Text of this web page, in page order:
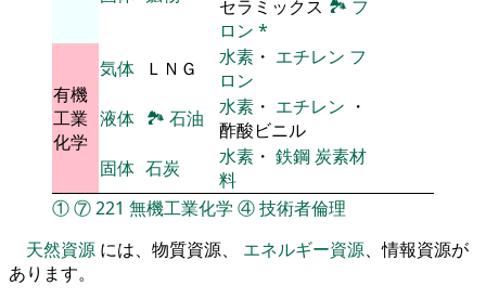
セラミックス 🏞 フ
ロン *
有機
工業
化学
気体 ＬＮＧ 水素 ・ エチレン フ
ロン
液体 🏞 石油 水素 ・ エチレン ・
酢酸ビニル
固体 石炭 水素 ・ 鉄鋼炭素材
料
①⑦221 無機工業化学 ④技術者倫理
天然資源 には、物質資源、 エネルギー資源、情報資源が
あります。